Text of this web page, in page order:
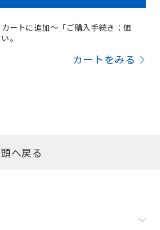
ートに追加～「ご購入手続き：価
。
カートをみる
へ戻る